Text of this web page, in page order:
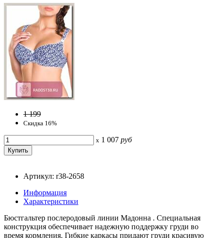
1 199
Скидка 16%
x 1 007 руб
Артикул: r38-2658
Информация
Характеристики
Бюстгальтер послеродовый линии Мадонна . Специальная
конструкция обеспечивает надежную поддержку груди во
время кормления. Гибкие каркасы придают груди красивую